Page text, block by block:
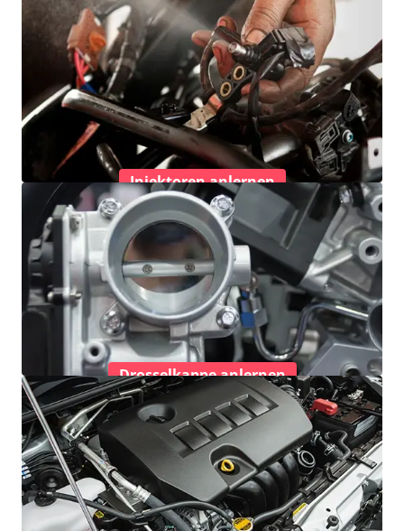
Injektoren anlernen
Drosselkappe anlernen